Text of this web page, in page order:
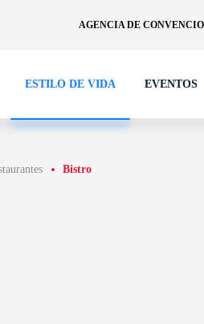
AGENCIA DE
ESTILO DE VIDA EVENTOS
Bistro